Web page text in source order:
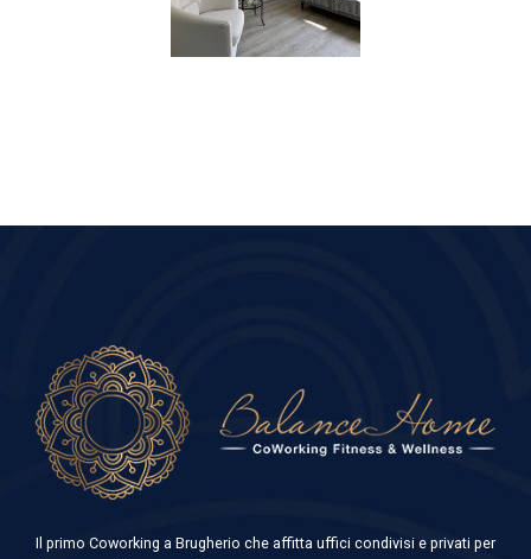
Il primo Coworking a Brugherio che affitta uffici condivisi e privati per